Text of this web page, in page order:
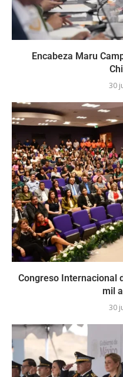
Encabeza Maru
30
Congreso Internacional
mil
30